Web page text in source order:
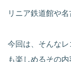
リニア鉄道館や
今回は、そんな
も楽しめるその